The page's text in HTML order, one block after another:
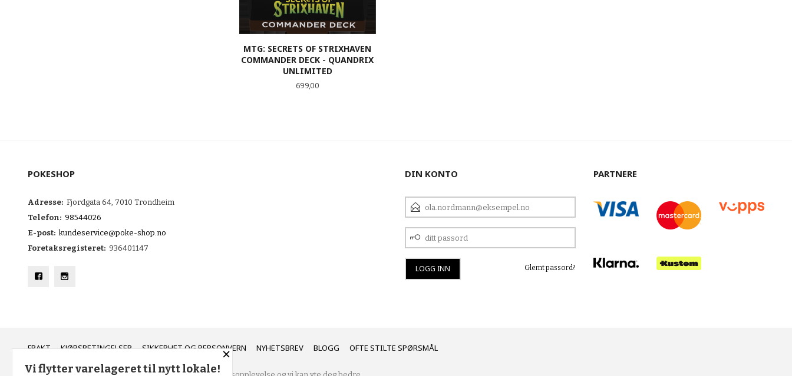
MTG: SECRETS OF STRIXHAVEN
COMMANDER DECK - QUANDRIX
UNLIMITED
Pris
699,00
POKESHOP
Adresse: Fjordgata 64, 7010 Trondheim
Telefon: 98544026
E-post: kundeservice@poke-shop.no
Foretaksregisteret: 936401147
DIN KONTO
POSTADRESSE
DITT
PASSORD
Glemt passord?
PARTNERE
FRAKT KJØPSBETINGELSER SIKKERHET OG PERSONVERN NYHETSBREV BLOGG OFTE STILTE SPØRSMÅL
×
Vi flytter varelageret til nytt lokale!